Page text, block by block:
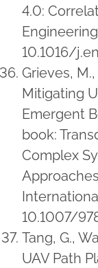
4.0:
10.1016/
Grieves, M.,
Mitigating
Emergent
book:
Complex
10.1007/
Tang, G.,
UAV Path